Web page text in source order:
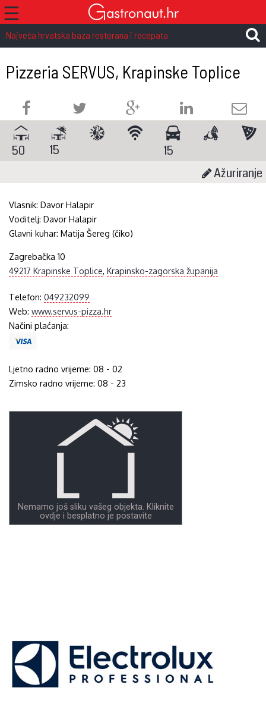
☰
Najveća hrvatska baza restorana i recepata
Pizzeria SERVUS, Krapinske Toplice
50 15
15
Ažuriranje
Vlasnik:Davor Halapir
Voditelj:Davor Halapir
Glavni kuhar:Matija Šereg (čiko)
Zagrebačka 10
49217 Krapinske Toplice,Krapinsko-zagorska županija
Telefon:049232099
Web:www.servus-pizza.hr
Načini plaćanja:
Ljetno radno vrijeme: 08 - 02
Zimsko radno vrijeme: 08 - 23
Nemamo još sliku vašeg objekta. Kliknite
ovdje i besplatno je postavite